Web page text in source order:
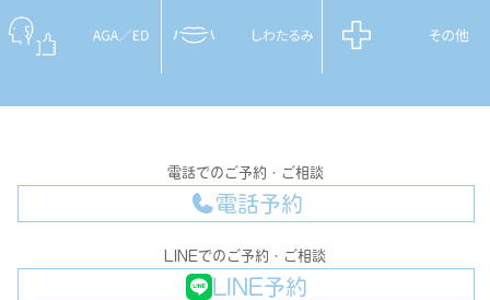
電話でのご予約・ご相談
電話予約
LINEでのご予約・ご相談
LINE予約